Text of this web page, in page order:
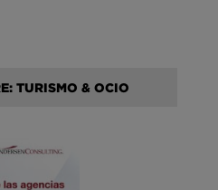
TURISMO & OCIO